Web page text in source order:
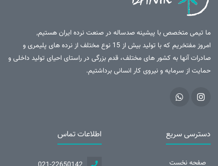
ما تیمی متخصص با پیشینه صدساله در صنعت نرده ایران هستیم,
امروز مفتخریم که با تولید بیش از 15 نوع مختلف از نرده های پلیمری و
صادرات آنها به کشور های مختلف، قدم بزرگی در راستای احیای تولید داخلی و
حمایت از سرمایه و نیروی کار انسانی برداشتیم.
دسترسی سریع
صفحه نخست
اطلاعات تماس